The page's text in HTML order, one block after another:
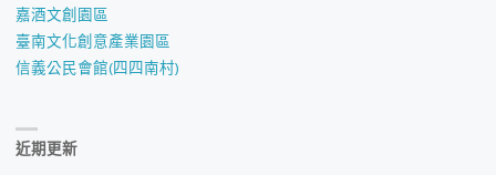
嘉酒文創園區
臺南文化創意產業園區
信義公民會館(四四南村)
近期更新